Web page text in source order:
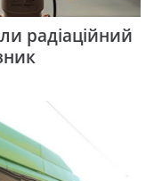
радіаційний